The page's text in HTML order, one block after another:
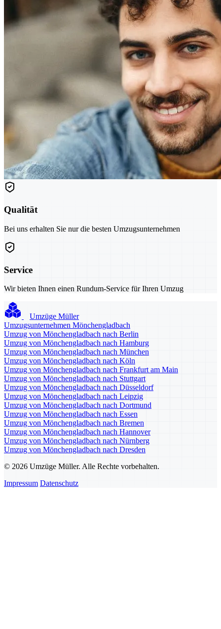
Qualität
Bei uns erhalten Sie nur die besten Umzugsunternehmen
Service
Wir bieten Ihnen einen Rundum-Service für Ihren Umzug
Umzüge Müller
Umzugsunternehmen Mönchengladbach
Umzug von Mönchengladbach nach Berlin
Umzug von Mönchengladbach nach Hamburg
Umzug von Mönchengladbach nach München
Umzug von Mönchengladbach nach Köln
Umzug von Mönchengladbach nach Frankfurt am Main
Umzug von Mönchengladbach nach Stuttgart
Umzug von Mönchengladbach nach Düsseldorf
Umzug von Mönchengladbach nach Leipzig
Umzug von Mönchengladbach nach Dortmund
Umzug von Mönchengladbach nach Essen
Umzug von Mönchengladbach nach Bremen
Umzug von Mönchengladbach nach Hannover
Umzug von Mönchengladbach nach Nürnberg
Umzug von Mönchengladbach nach Dresden
© 2026 Umzüge Müller. Alle Rechte vorbehalten.
Impressum Datenschutz